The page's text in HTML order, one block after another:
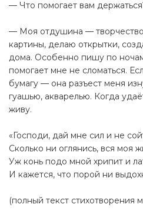
— Что помогает вам
— Моя отдушина —
картины, делаю открытки,
дома. Особенно пишу по
помогает мне не сломаться.
бумагу — она разъест меня
гуашью, акварелью. Когда
живу.
«Господи, дай мне сил и не
Сколько ни оглянись, вся моя
Уж конь подо мной хрипит и
И кажется, что порой ни
(полный текст стихотворения